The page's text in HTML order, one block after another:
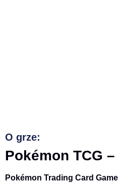
O grze:
Pokémon TCG
Pokémon Trading Card